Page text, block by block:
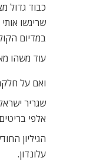
כבוד גדול
שריגשו
במדיום
עוד משהו
ואם על
שגריר
אלפי
הגיליון
עלונדון.